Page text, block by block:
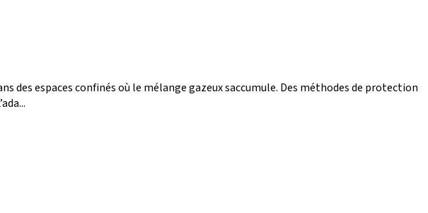
des espaces confinés où le mélange gazeux saccumule. Des méthodes de protection